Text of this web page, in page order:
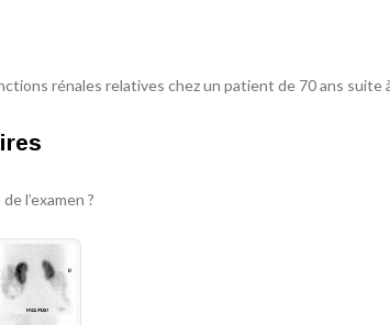
rénales relatives chez un patient de 70 ans suite
l’examen ?